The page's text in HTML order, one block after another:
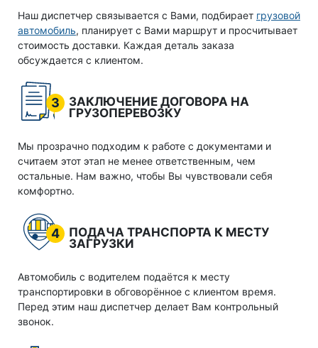
Наш диспетчер связывается с Вами, подбирает грузовой
автомобиль, планирует с Вами маршрут и просчитывает
стоимость доставки. Каждая деталь заказа
обсуждается с клиентом.
3
ЗАКЛЮЧЕНИЕ ДОГОВОРА НА
ГРУЗОПЕРЕВОЗКУ
Мы прозрачно подходим к работе с документами и
считаем этот этап не менее ответственным, чем
остальные. Нам важно, чтобы Вы чувствовали себя
комфортно.
4
ПОДАЧА ТРАНСПОРТА К МЕСТУ
ЗАГРУЗКИ
Автомобиль с водителем подаётся к месту
транспортировки в обговорённое с клиентом время.
Перед этим наш диспетчер делает Вам контрольный
звонок.